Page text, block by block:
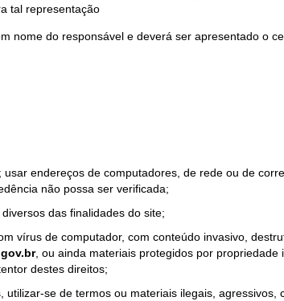
tal representação
nome do responsável e deverá ser apresentado o
endereços de computadores, de rede ou de
não possa ser verificada;
das finalidades do site;
vírus de computador, com conteúdo invasivo,
, ou ainda materiais protegidos por
destes direitos;
se de termos ou materiais ilegais,